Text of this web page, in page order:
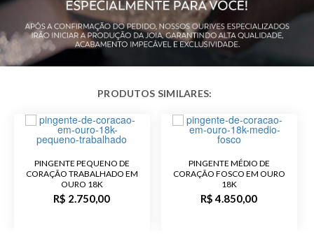
não acompanha o colar.
Acabamento Trabalhado
Produto
PINGENTE PEQUENO DE
CORAÇÃO TRABALHADO EM
OURO 18K
R$ 2.750,00
PINGENTE MÉDIO DE
CORAÇÃO FOSCO EM OURO
18K
R$ 4.850,00